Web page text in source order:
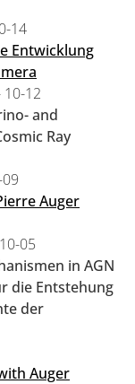
14
Entwicklung
10-12
and
Ray
Auger
05
in AGN
die Entstehung
der
Auger